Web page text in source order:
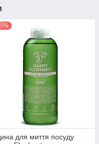
для миття посуду